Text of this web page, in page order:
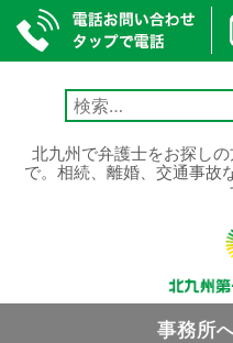
検
索:
北九州で弁護士をお探し
で。相続、離婚、交通事故
事務所